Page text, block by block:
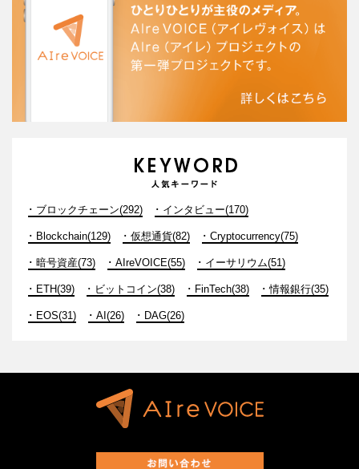
ブロックチェーン(292) インタビュー(170)
Blockchain(129) 仮想通貨(82) Cryptocurrency(75)
暗号資産(73) AIreVOICE(55) イーサリウム(51)
ETH(39) ビットコイン(38) FinTech(38) 情報銀行(35)
EOS(31) AI(26) DAG(26)